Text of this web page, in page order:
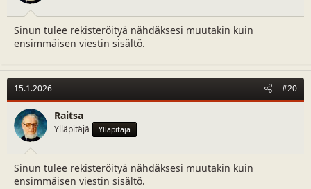
Sinun tulee rekisteröityä nähdäksesi muutakin kuin
ensimmäisen viestin sisältö.
15.1.2026 #20
Raitsa
Ylläpitäjä Ylläpitäjä
Sinun tulee rekisteröityä nähdäksesi muutakin kuin
ensimmäisen viestin sisältö.